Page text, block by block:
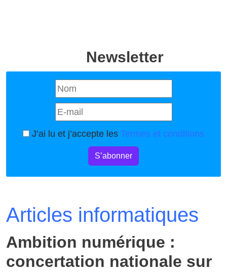
Newsletter
J’ai lu et j’accepte les Termes et conditions
S’abonner
Articles informatiques
Ambition numérique :
concertation nationale sur